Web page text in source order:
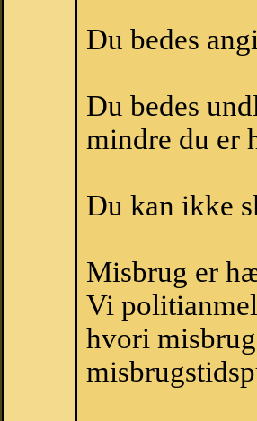
Du bedes
Du bedes
mindre du er
Du kan ikke
Misbrug er
Vi
hvori